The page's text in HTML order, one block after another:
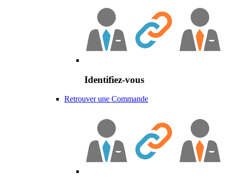
Identifiez-vous
Retrouver une Commande